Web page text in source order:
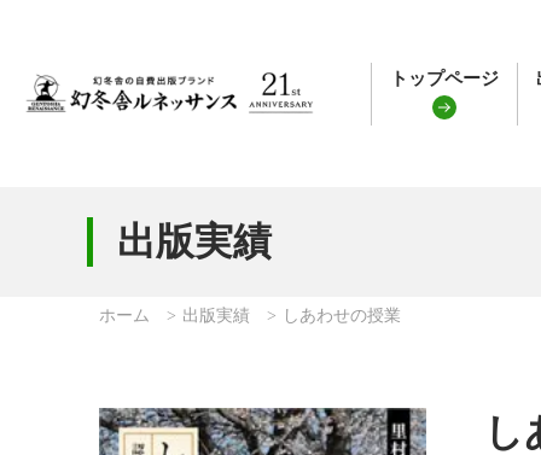
トップページ
出版実績
ホーム 出版実績 しあわせの授業
し